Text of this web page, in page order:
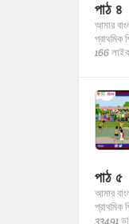
পাঠ ৪
আমার
প্রাথমিক
166
পাঠ ৫
আমার
প্রাথমিক
33491